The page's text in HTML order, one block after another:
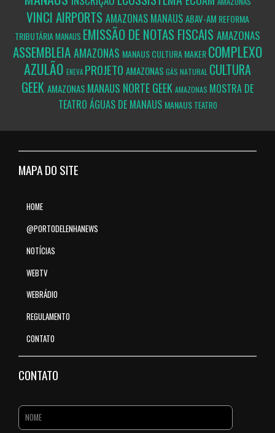
VINCI AIRPORTS AMAZONAS MANAUSABAV-AM REFORMA
TRIBUTÁRIAMANAUS EMISSÃO DE NOTAS FISCAIS AMAZONAS
ASSEMBLEIAAMAZONAS MANAUSCULTURA MAKERCOMPLEXO
AZULÃO ENEVA PROJETO AMAZONAS GÁS NATURAL CULTURA
GEEK AMAZONAS MANAUS NORTE GEEK AMAZONAS MOSTRA DE
TEATRO ÁGUAS DE MANAUS MANAUS TEATRO
MAPA DO SITE
HOME
@PORTODELENHANEWS
NOTÍCIAS
WEBTV
WEBRÁDIO
REGULAMENTO
CONTATO
CONTATO